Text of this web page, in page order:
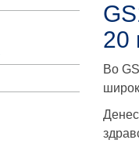
20
Во
Денес